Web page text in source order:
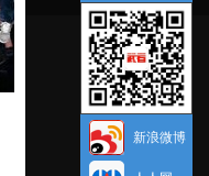
新浪微博